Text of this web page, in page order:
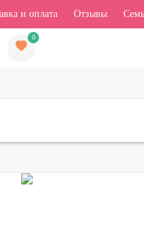
и оплата Отзывы
0